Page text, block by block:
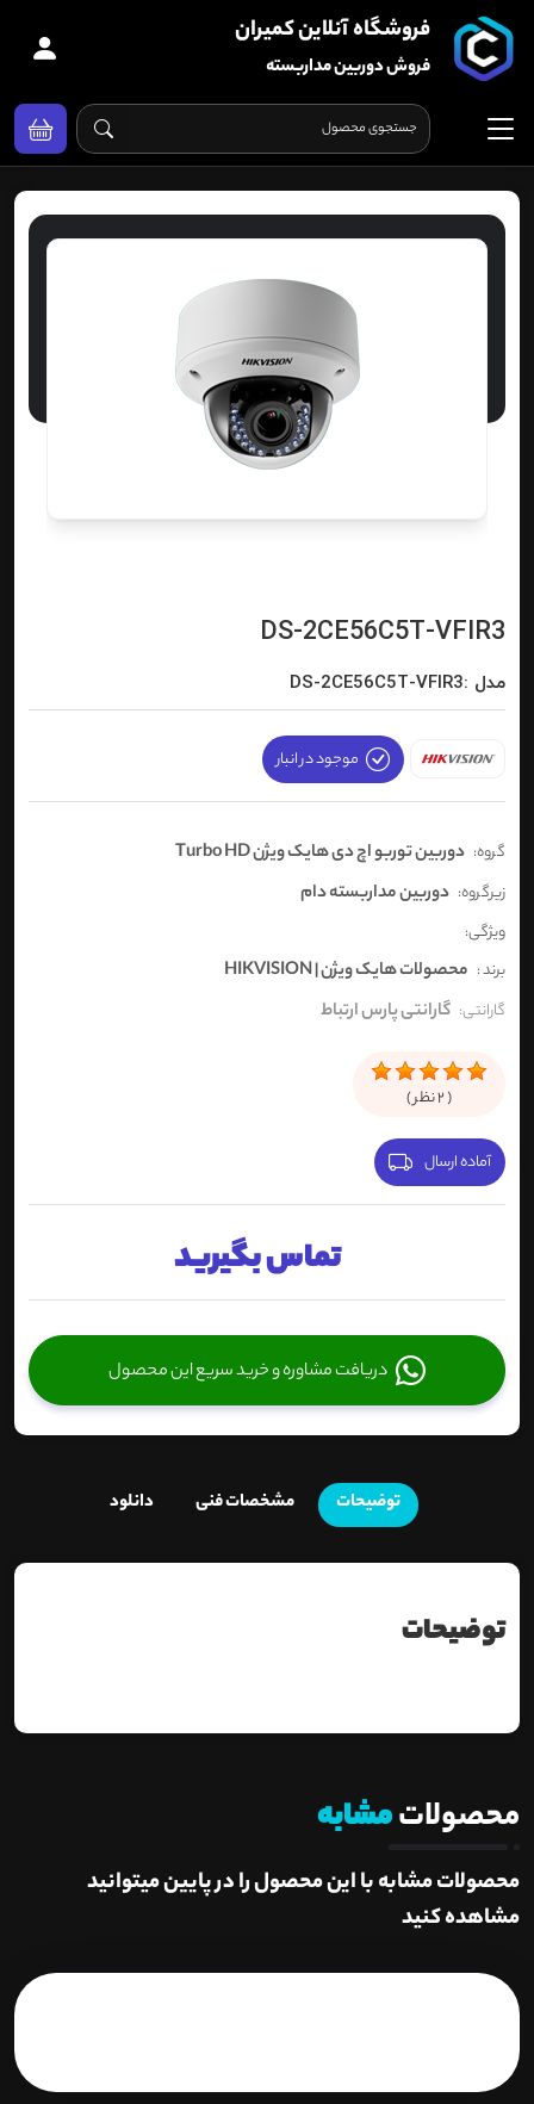
فروشگاه آنلاین کمیران
فروش دوربین مداربسته
DS-2CE56C5T-VFIR3
مدل :DS-2CE56C5T-VFIR3
موجود در انبار
گروه: دوربین توربو اچ دی هایک ویژن Turbo HD
زیرگروه: دوربین مداربسته دام
ویژگی:
برند : محصولات هایک ویژن | HIKVISION
گارانتی: گارانتی پارس ارتباط
(
2نظر )
آماده ارسال
تماس بگیرید
دریافت مشاوره و خرید سریع این محصول
توضیحات مشخصات فنی دانلود
توضیحات
محصولاتمشابه
محصولات مشابه با این محصول را در پایین میتوانید
مشاهده کنید